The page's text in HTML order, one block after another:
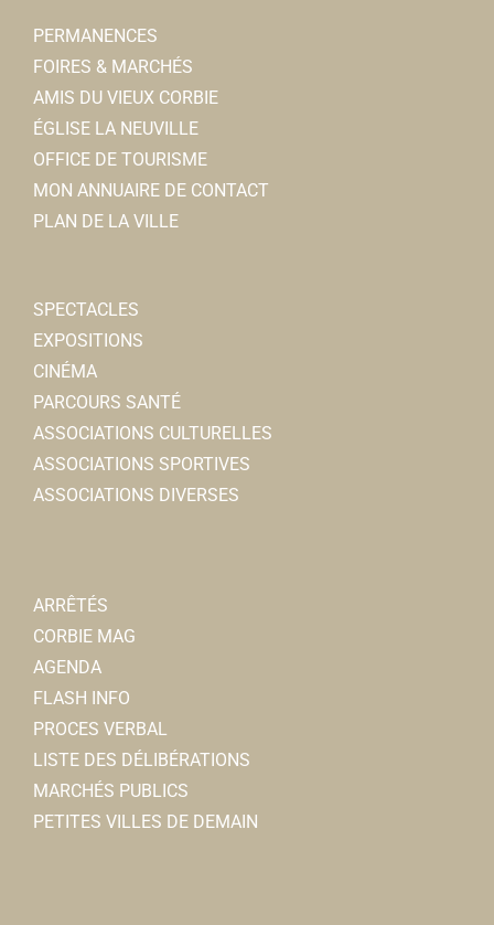
Daniel VANNIHUSE
Société de chasse de La Neuville
Associations Diverses
80800 Corbie
06 82 16 10 2406 82 16 10 24
Président : SANGNIER Benoit
Renaissance de Notre-Dame de La Neuville
Associations Diverses
80800 Corbie
daniellelambert@wanadoo.fr
Danielle LAMBERT-LEMOINE
PERMANENCES
FOIRES & MARCHÉS
AMIS DU VIEUX CORBIE
ÉGLISE LA NEUVILLE
OFFICE DE TOURISME
MON ANNUAIRE DE CONTACT
PLAN DE LA VILLE
SPECTACLES
EXPOSITIONS
CINÉMA
PARCOURS SANTÉ
ASSOCIATIONS CULTURELLES
ASSOCIATIONS SPORTIVES
ASSOCIATIONS DIVERSES
ARRÊTÉS
CORBIE MAG
AGENDA
FLASH INFO
PROCES VERBAL
LISTE DES DÉLIBÉRATIONS
MARCHÉS PUBLICS
PETITES VILLES DE DEMAIN